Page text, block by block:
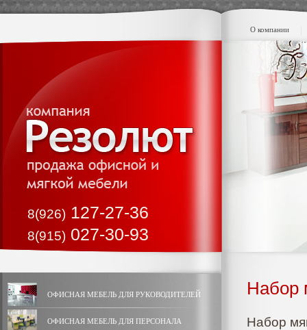
8(926) 127-27-36
8(915) 027-30-93
О компании
ОФИСНАЯ МЕБЕЛЬ ДЛЯ РУКОВОДИТЕЛЕЙ
ОФИСНАЯ МЕБЕЛЬ ДЛЯ ПЕРСОНАЛА
Набор
Набор